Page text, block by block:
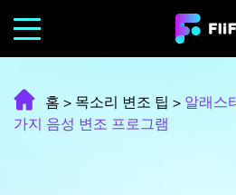
홈 > 목소리 변조 팁 > 알래스
가지 음성 변조 프로그램